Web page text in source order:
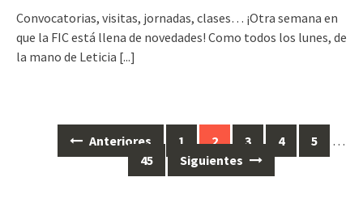
Convocatorias, visitas, jornadas, clases… ¡Otra semana en
que la FIC está llena de novedades! Como todos los lunes, de
la mano de Leticia [...]
Anteriores 1 2 3 4 5
…
45
Siguientes